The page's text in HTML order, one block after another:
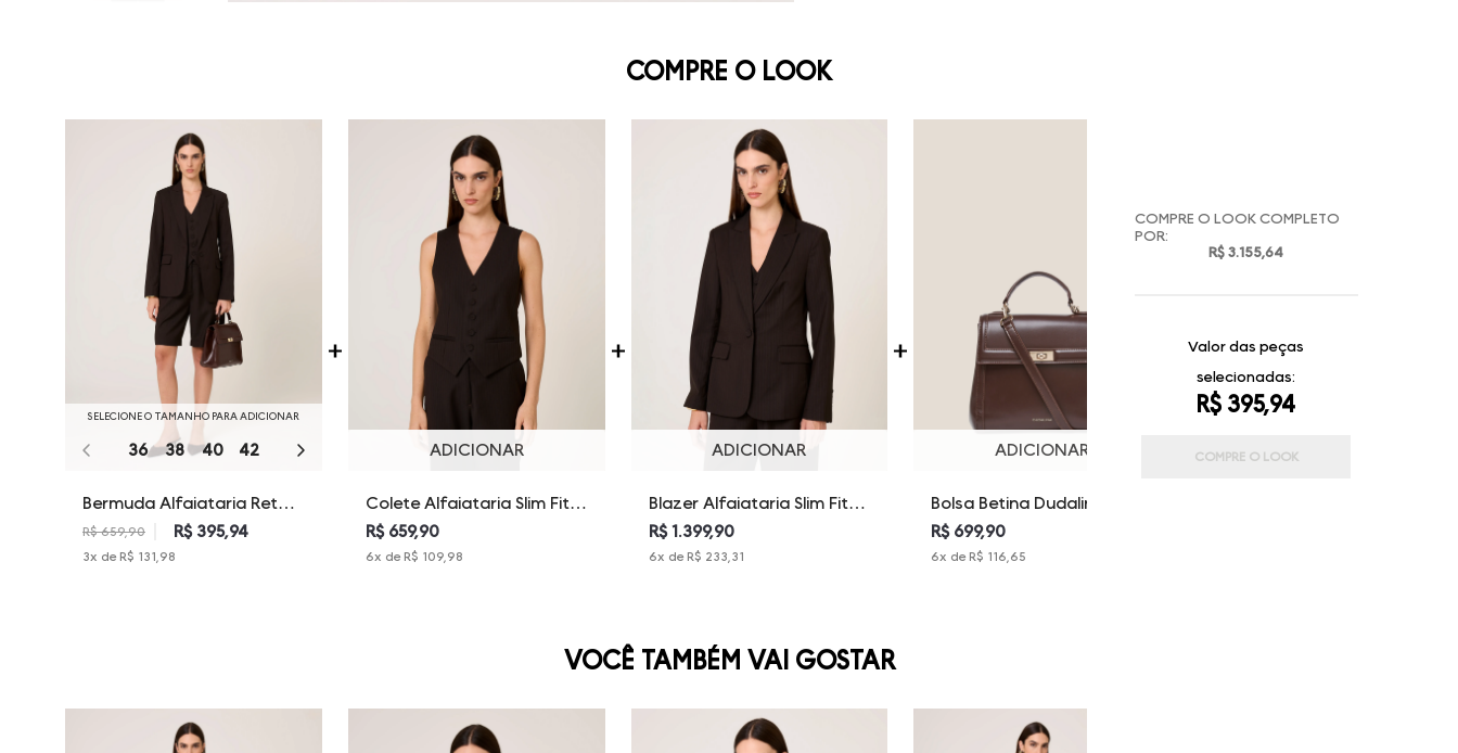
COMPRE O LOOK
SELECIONE O TAMANHO PARA ADICIONAR
36 38 40 42 44
Bermuda Alfaiataria Reta
Alda Dudalina Feminina
R$ 659,90 R$ 395,94
3x de R$ 131,98
ADICIONAR
Colete Alfaiataria Slim Fit
Alda Dudalina Feminina
R$ 659,90
6x de R$ 109,98
ADICIONAR
Blazer Alfaiataria Slim Fit
Alda Dudalina Feminina
R$ 1.399,90
6x de R$ 233,31
ADICIONAR
Bolsa Betina Dudalina
Feminina
R$ 699,90
6x de R$ 116,65
COMPRE O LOOK COMPLETO
POR:
R$ 3.155,64
Valor das peças
selecionadas:
R$ 395,94
COMPRE O LOOK
VOCÊ TAMBÉM VAI GOSTAR